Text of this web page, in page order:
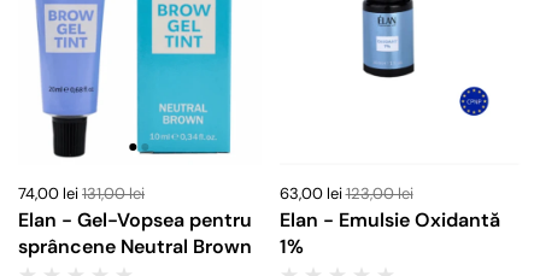
74,00 lei131,00 lei
Elan - Gel-Vopsea pentru
sprâncene Neutral Brown
63,00 lei123,00 lei
Elan - Emulsie Oxidantă
1%